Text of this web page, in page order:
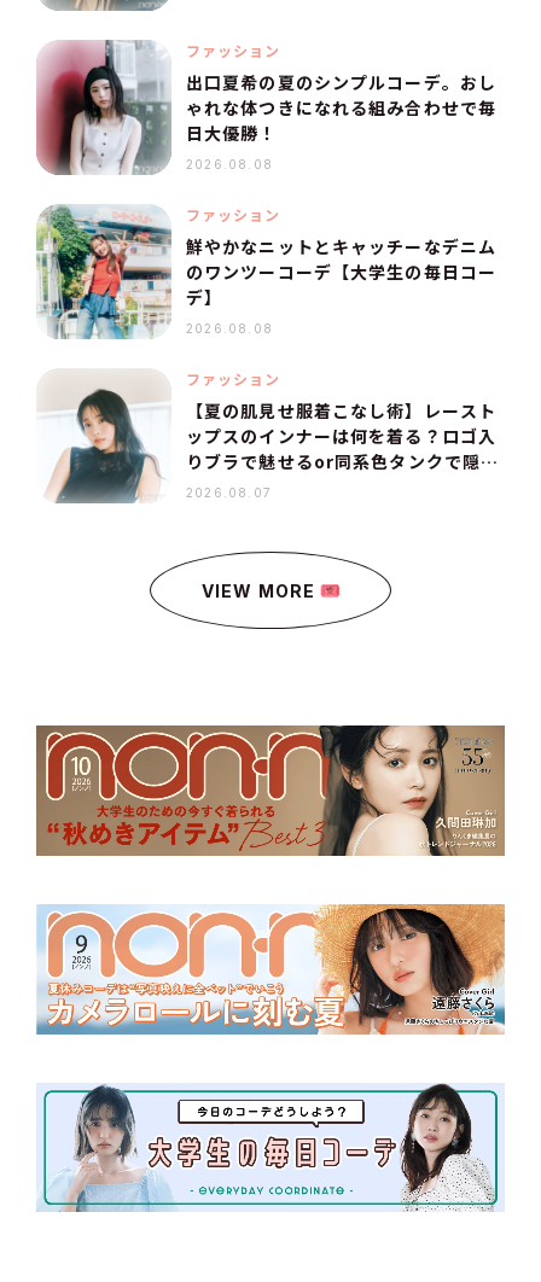
ファッション
出口夏希の夏のシンプルコーデ。おし
ゃれな体つきになれる組み合わせで毎
日大優勝！
2026.08.08
ファッション
鮮やかなニットとキャッチーなデニム
のワンツーコーデ【大学生の毎日コー
デ】
2026.08.08
ファッション
【夏の肌見せ服着こなし術】レースト
ップスのインナーは何を着る？ロゴ入
りブラで魅せるor同系色タンクで隠
す！
2026.08.07
VIEW MORE